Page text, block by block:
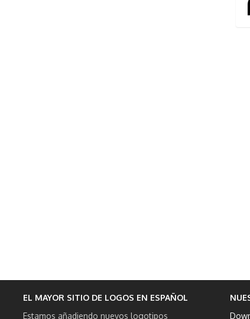
EL MAYOR SITIO DE LOGOS EN ESPAÑOL
Estamos añadiendo nuevos logotipos